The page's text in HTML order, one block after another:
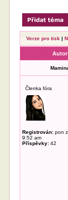
Verze pro tisk |
Autor
Členka fóra
Registrován: pon
9:52 am
Příspěvky: 42